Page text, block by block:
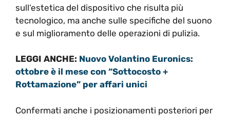
sull’estetica del dispositivo che risulta più
tecnologico, ma anche sulle specifiche del suono
e sul miglioramento delle operazioni di pulizia.
LEGGI ANCHE: Nuovo Volantino Euronics:
ottobre è il mese con “Sottocosto +
Rottamazione” per affari unici
Confermati anche i posizionamenti posteriori per